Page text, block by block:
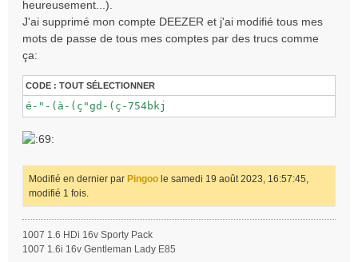
heureusement...).
J'ai supprimé mon compte DEEZER et j'ai modifié tous mes
mots de passe de tous mes comptes par des trucs comme
ça:
CODE : TOUT SÉLECTIONNER
é-"-(à-(ç"gd-(ç-754bkj
Modifié en dernier par Pingoo le samedi 19 août 2023, 16:57:45,
modifié 1 fois.
1007 1.6 HDi 16v Sporty Pack
1007 1.6i 16v Gentleman Lady E85